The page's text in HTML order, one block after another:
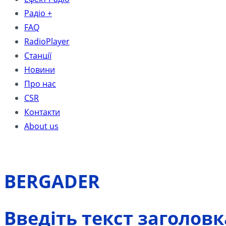
Радіо +
FAQ
RadioPlayer
Станції
Новини
Про нас
CSR
Контакти
About us
BERGADER
Введіть текст